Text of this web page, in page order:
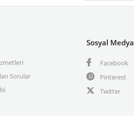
Sorular
Sosyal Medya
Facebook
Pinterest
Twitter